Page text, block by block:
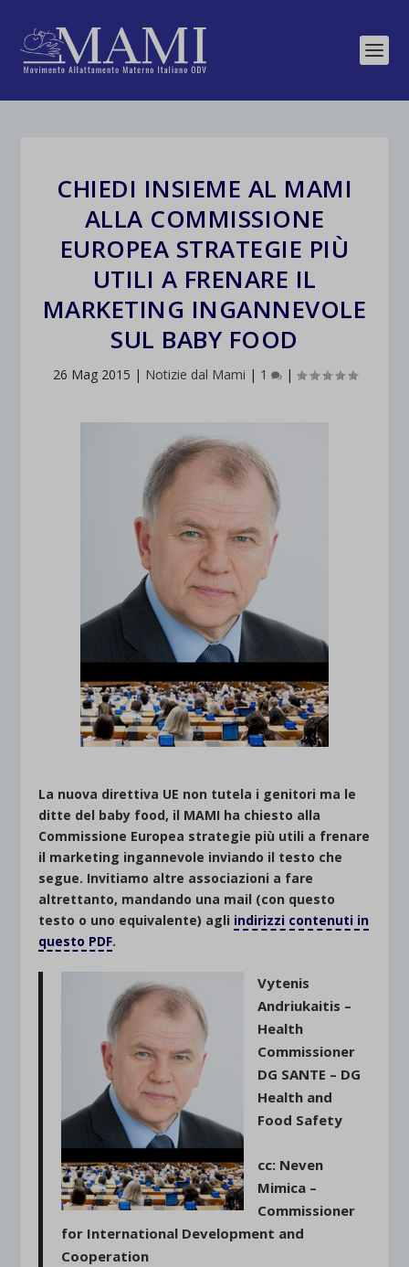
CHIEDI INSIEME AL MAMI
ALLA COMMISSIONE
EUROPEA STRATEGIE PIÙ
UTILI A FRENARE IL
MARKETING INGANNEVOLE
SUL BABY FOOD
26 Mag 2015 | Notizie dal Mami | 1 |
La nuova direttiva UE non tutela i genitori ma le
ditte del baby food, il MAMI ha chiesto alla
Commissione Europea strategie più utili a frenare
il marketing ingannevole inviando il testo che
segue. Invitiamo altre associazioni a fare
altrettanto, mandando una mail (con questo
testo o uno equivalente) agli indirizzi contenuti in
questo PDF.
Vytenis
Andriukaitis –
Health
Commissioner
DG SANTE – DG
Health and
Food Safety
cc: Neven
Mimica –
Commissioner
for International Development and
Cooperation